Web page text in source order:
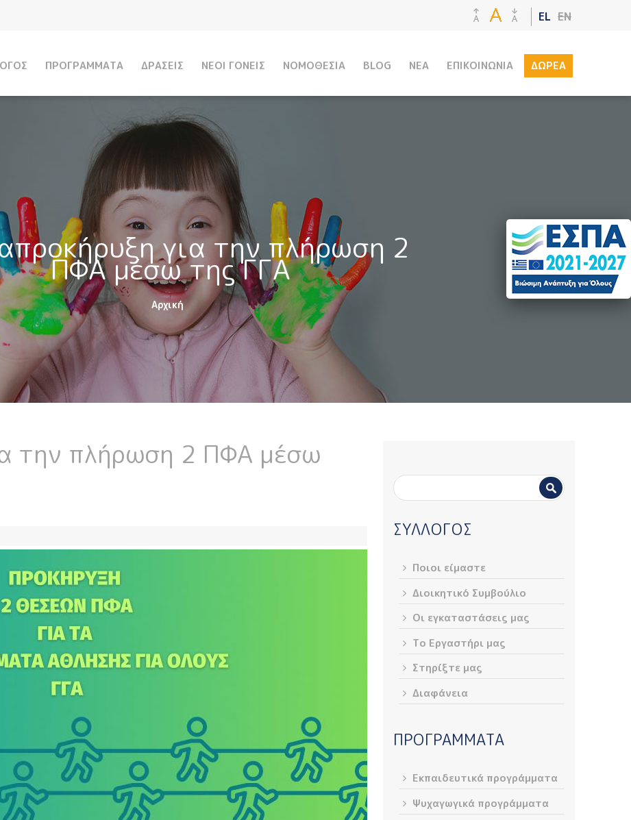
EL EN
ΠΡΟΓΡΑΜΜΑΤΑ ΔΡΑΣΕΙΣ ΝΕΟΙ ΓΟΝΕΙΣ ΝΟΜΟΘΕΣΙΑ BLOG ΝΕΑ ΕΠΙΚΟΙΝΩΝΙΑ ΔΩΡΕΑ
για την πλήρωση 2
ΠΦΑ μέσω της ΓΓΑ
Αρχική
την πλήρωση 2 ΠΦΑ μέσω
Φόρμα
αναζήτησης
Αναζήτηση
ΣΥΛΛΟΓΟΣ
Ποιοι είμαστε
Διοικητικό Συμβούλιο
Οι εγκαταστάσεις μας
Το Εργαστήρι μας
Στηρίξτε μας
Διαφάνεια
ΠΡΟΓΡΑΜΜΑΤΑ
Εκπαιδευτικά προγράμματα
Ψυχαγωγικά προγράμματα